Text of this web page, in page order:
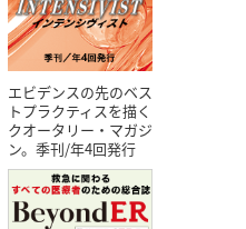
エビデンスの先のベス
トプラクティスを描く
クオータリー・マガジ
ン。季刊/年4回発行